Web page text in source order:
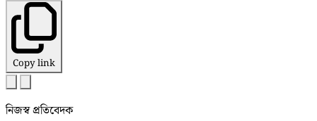
Copy link
নিজস্ব প্রতিবেদক